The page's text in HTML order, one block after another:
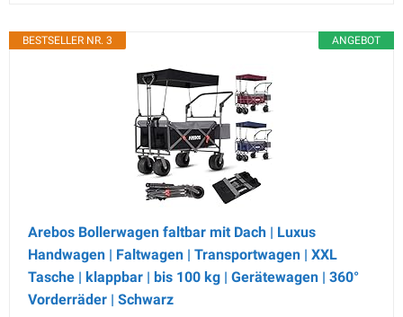
ANGEBOT
BESTSELLER NR. 3
Arebos Bollerwagen faltbar mit Dach | Luxus
Handwagen | Faltwagen | Transportwagen | XXL
Tasche | klappbar | bis 100 kg | Gerätewagen | 360°
Vorderräder | Schwarz